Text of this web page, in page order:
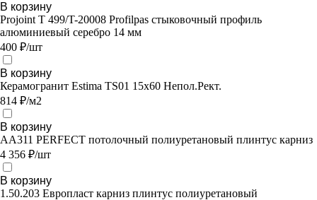
В корзину
Projoint T 499/T-20008 Profilpas стыковочный профиль
алюминиевый серебро 14 мм
400 ₽/шт
В корзину
Керамогранит Estima TS01 15x60 Непол.Рект.
814 ₽/м2
В корзину
AA311 PERFECT потолочный полиуретановый плинтус карниз
4 356 ₽/шт
В корзину
1.50.203 Европласт карниз плинтус полиуретановый